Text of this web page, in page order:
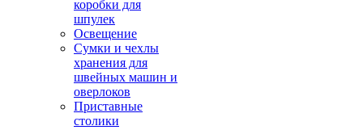
коробки для
шпулек
Освещение
Сумки и чехлы
хранения для
швейных машин и
оверлоков
Приставные
столики